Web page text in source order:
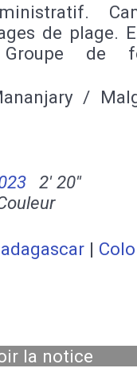
de plage.
de
/
2' 20''
|
la notice